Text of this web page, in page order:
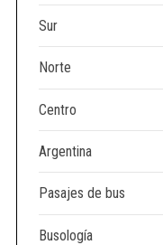
Sur
Norte
Centro
Argentina
Pasajes de bus
Busología